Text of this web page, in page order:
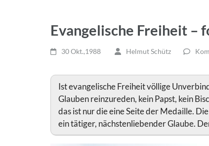
Evangelische Freiheit –
30 Okt.,1988 Helmut Schütz
Ist evangelische Freiheit völlige
Glauben reinzureden, kein Papst, kein
das ist nur die eine Seite der Medaille.
ein tätiger, nächstenliebender Glaube.